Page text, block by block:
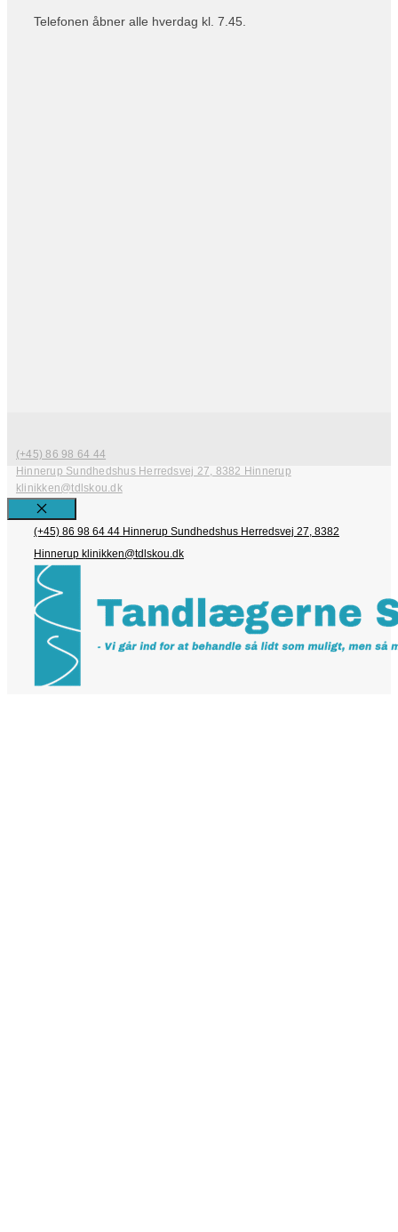
Telefonen åbner alle hverdag kl. 7.45.
(+45) 86 98 64 44
Hinnerup Sundhedshus Herredsvej 27, 8382 Hinnerup
klinikken@tdlskou.dk
Close
(+45) 86 98 64 44 Hinnerup Sundhedshus Herredsvej 27, 8382
Hinnerup klinikken@tdlskou.dk